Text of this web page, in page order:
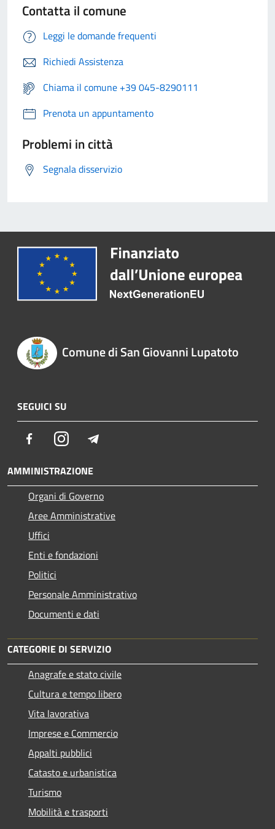
Contatta il comune
Leggi le domande frequenti
Richiedi Assistenza
Chiama il comune +39 045-8290111
Prenota un appuntamento
Problemi in città
Segnala disservizio
Comune di San Giovanni Lupatoto
SEGUICI SU
FacebookInstagram
AMMINISTRAZIONE
Organi di Governo
Aree Amministrative
Uffici
Enti e fondazioni
Politici
Personale Amministrativo
Documenti e dati
CATEGORIE DI SERVIZIO
Anagrafe e stato civile
Cultura e tempo libero
Vita lavorativa
Imprese e Commercio
Appalti pubblici
Catasto e urbanistica
Turismo
Mobilità e trasporti